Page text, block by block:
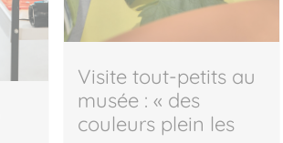
Visite tout-petits au
musée : « des
couleurs plein les